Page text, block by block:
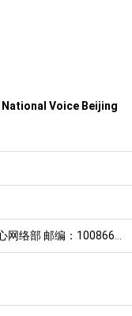
Voice Beijing
网络部 邮编：100866